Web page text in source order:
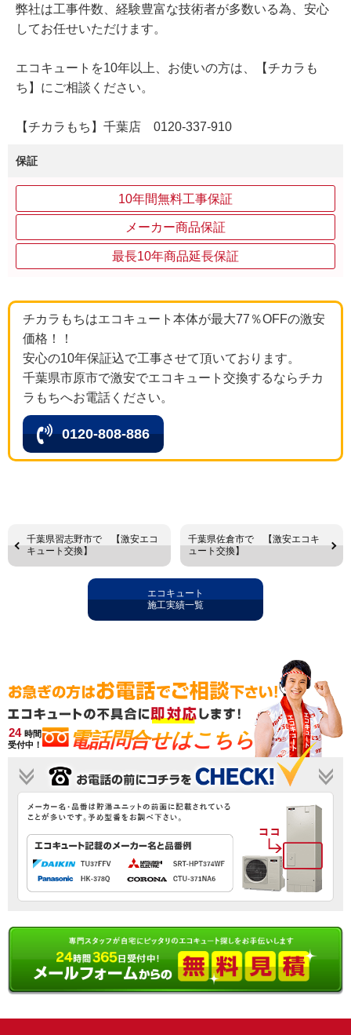
弊社は工事件数、経験豊富な技術者が多数いる為、安心
してお任せいただけます。
エコキュートを10年以上、お使いの方は、【チカラも
ち】にご相談ください。
【チカラもち】千葉店 0120-337-910
保証
10年間無料工事保証
メーカー商品保証
最長10年商品延長保証
チカラもちはエコキュート本体が最大77％OFFの激安
価格！！
安心の10年保証込で工事させて頂いております。
千葉県市原市で激安でエコキュート交換するならチカ
ラもちへお電話ください。
0120-808-886
千葉県習志野市で 【激安エコ
キュート交換】
千葉県佐倉市で 【激安エコキ
ュート交換】
エコキュート
施工実績一覧
24 時間
受付中！
電話問合せはこちら